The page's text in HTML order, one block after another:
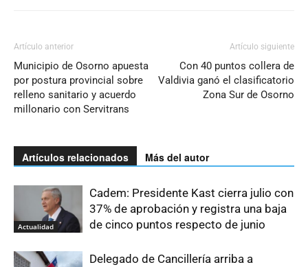
Artículo anterior
Municipio de Osorno apuesta
por postura provincial sobre
relleno sanitario y acuerdo
millonario con Servitrans
Artículo siguiente
Con 40 puntos collera de
Valdivia ganó el clasificatorio
Zona Sur de Osorno
Artículos relacionados Más del autor
Actualidad
Cadem: Presidente Kast cierra julio con
37% de aprobación y registra una baja
de cinco puntos respecto de junio
Delegado de Cancillería arriba a